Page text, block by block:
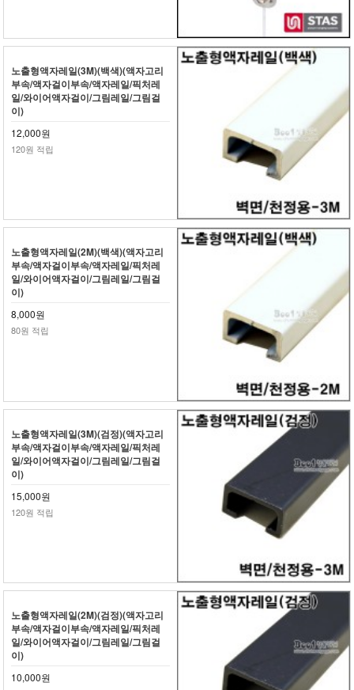
노출형액자레일(3M)(백색)(액자고리
부속/액자걸이부속/액자레일/픽처레
일/와이어액자걸이/그림레일/그림걸
이)
12,000원
120원 적립
노출형액자레일(2M)(백색)(액자고리
부속/액자걸이부속/액자레일/픽처레
일/와이어액자걸이/그림레일/그림걸
이)
8,000원
80원 적립
노출형액자레일(3M)(검정)(액자고리
부속/액자걸이부속/액자레일/픽처레
일/와이어액자걸이/그림레일/그림걸
이)
15,000원
120원 적립
노출형액자레일(2M)(검정)(액자고리
부속/액자걸이부속/액자레일/픽처레
일/와이어액자걸이/그림레일/그림걸
이)
10,000원